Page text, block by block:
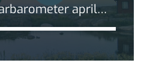
april
Rekordstor